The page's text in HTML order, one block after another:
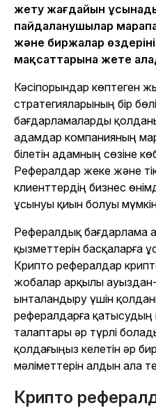
жету жағдайын
пайдаланушылар
және биржалар
мақсаттарына жете
Кәсіпорындар көптеген
стратегияларының бір
бағдарламаларды
адамдар компанияның
білетін адамның сөзіне
Рефералдар жеке және
клиенттердің бизнес
ұсынуы қиын болуы
Рефералдық бағдарлама
қызметтерін басқаларға
Крипто рефералдар
жобалар арқылы
ынталандыру үшін
рефералдарға
талаптары әр түрлі
қолдағыңыз келетін әр
мәліметтерін алдын ала
Крипто